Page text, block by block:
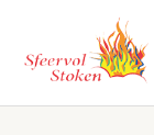
inhoud